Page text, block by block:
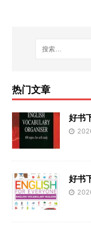
热门文章
好书
好书